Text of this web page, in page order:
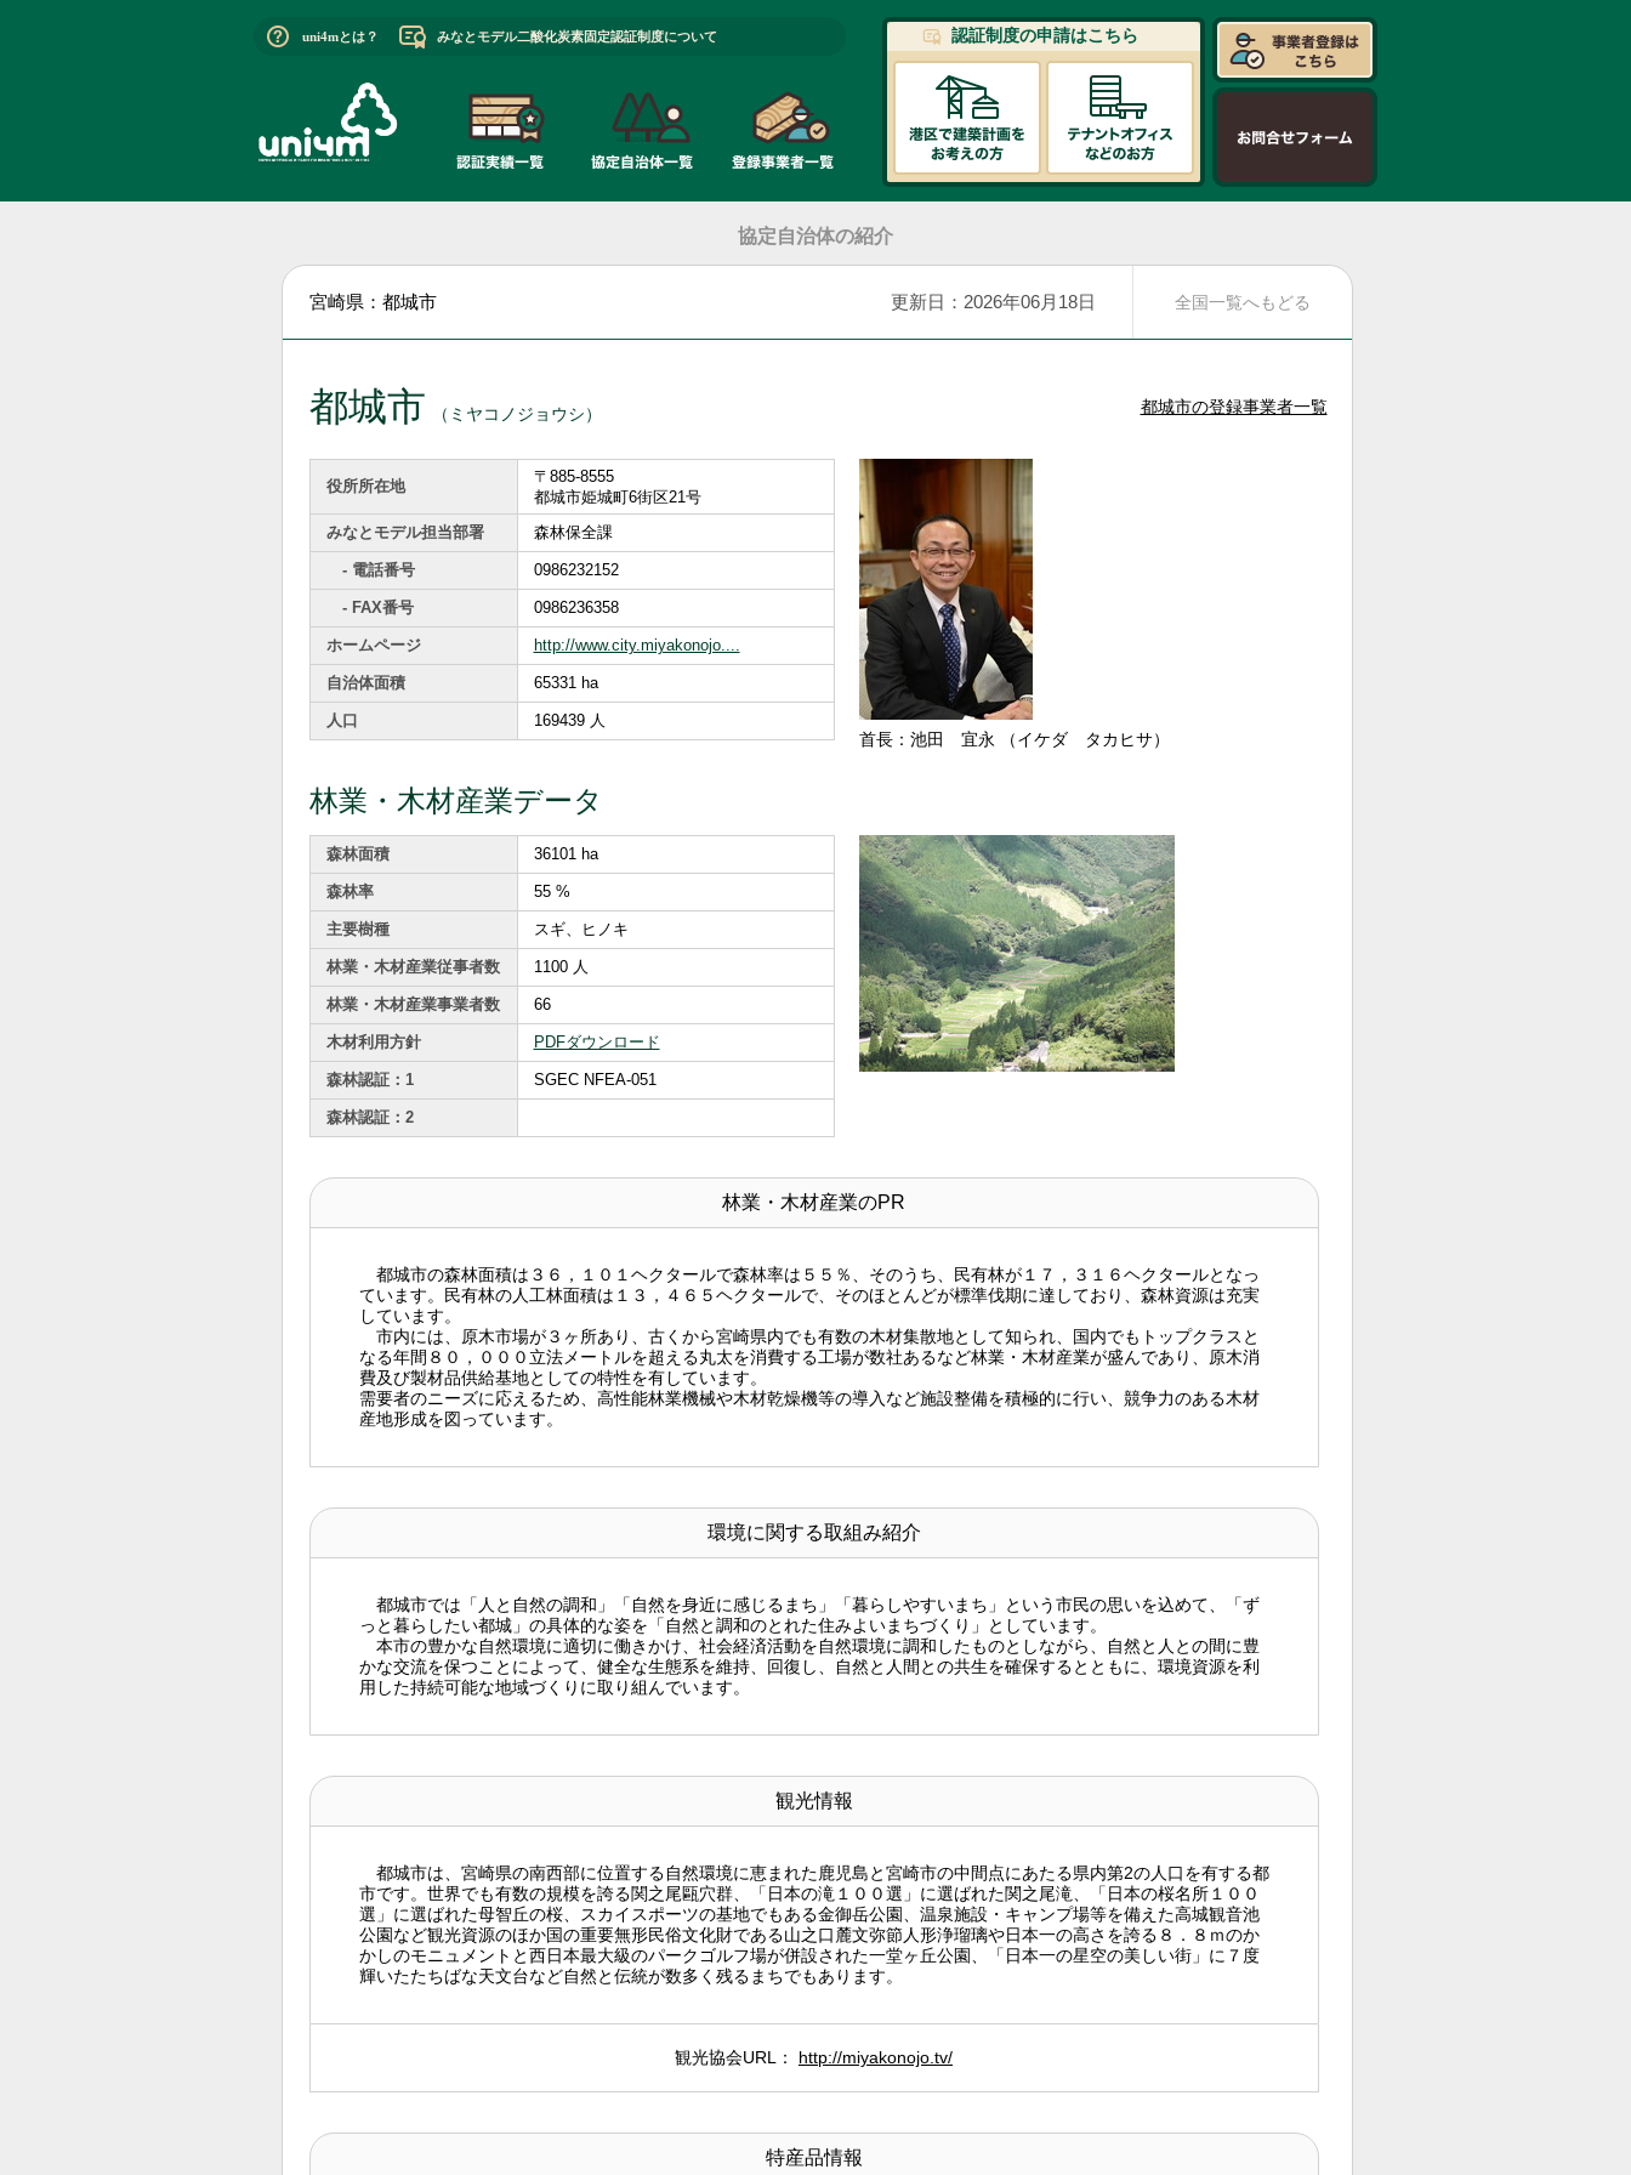
uni4mとは？ みなとモデル二酸化炭素固定認証制度について 認証制度の申請はこちら
協定自治体の紹介
宮崎県：都城市 全国一覧へもどる
更新日：2026年06月18日
都城市 （ミヤコノジョウシ） 都城市の登録事業者一覧
役所所在地
〒885-8555
都城市姫城町6街区21号
みなとモデル担当部署
森林保全課
- 電話番号 0986232152
- FAX番号 0986236358
ホームページ http://www.city.miyakonojo....
自治体面積 65331 ha
人口 169439 人
首長：池田 宜永 （イケダ タカヒサ）
林業・木材産業データ
森林面積 36101 ha
森林率 55 %
主要樹種 スギ、ヒノキ
林業・木材産業従事者数 1100 人
林業・木材産業事業者数 66
木材利用方針 PDFダウンロード
森林認証：1 SGEC NFEA-051
森林認証：2
林業・木材産業のPR
都城市の森林面積は３６，１０１ヘクタールで森林率は５５％、そのうち、民有林が１７，３１６ヘクタールとなっ
ています。民有林の人工林面積は１３，４６５ヘクタールで、そのほとんどが標準伐期に達しており、森林資源は充実
しています。
市内には、原木市場が３ヶ所あり、古くから宮崎県内でも有数の木材集散地として知られ、国内でもトップクラスと
なる年間８０，０００立法メートルを超える丸太を消費する工場が数社あるなど林業・木材産業が盛んであり、原木消
費及び製材品供給基地としての特性を有しています。
需要者のニーズに応えるため、高性能林業機械や木材乾燥機等の導入など施設整備を積極的に行い、競争力のある木材
産地形成を図っています。
環境に関する取組み紹介
都城市では「人と自然の調和」「自然を身近に感じるまち」「暮らしやすいまち」という市民の思いを込めて、「ず
っと暮らしたい都城」の具体的な姿を「自然と調和のとれた住みよいまちづくり」としています。
本市の豊かな自然環境に適切に働きかけ、社会経済活動を自然環境に調和したものとしながら、自然と人との間に豊
かな交流を保つことによって、健全な生態系を維持、回復し、自然と人間との共生を確保するとともに、環境資源を利
用した持続可能な地域づくりに取り組んでいます。
観光情報
都城市は、宮崎県の南西部に位置する自然環境に恵まれた鹿児島と宮崎市の中間点にあたる県内第2の人口を有する都
市です。世界でも有数の規模を誇る関之尾甌穴群、「日本の滝１００選」に選ばれた関之尾滝、「日本の桜名所１００
選」に選ばれた母智丘の桜、スカイスポーツの基地でもある金御岳公園、温泉施設・キャンプ場等を備えた高城観音池
公園など観光資源のほか国の重要無形民俗文化財である山之口麓文弥節人形浄瑠璃や日本一の高さを誇る８．８ｍのか
かしのモニュメントと西日本最大級のパークゴルフ場が併設された一堂ヶ丘公園、「日本一の星空の美しい街」に７度
輝いたたちばな天文台など自然と伝統が数多く残るまちでもあります。
観光協会URL： http://miyakonojo.tv/
特産品情報